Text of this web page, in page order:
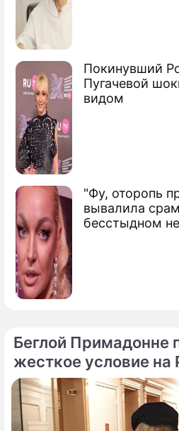
Покинувший
Пугачевой
видом
"Фу, оторопь
вывалила
бесстыдном
Беглой Примадонне
жесткое условие на